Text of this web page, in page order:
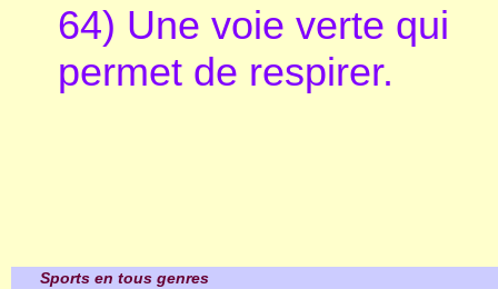
64) Une voie verte qui
permet de respirer.
Sports en tous genres